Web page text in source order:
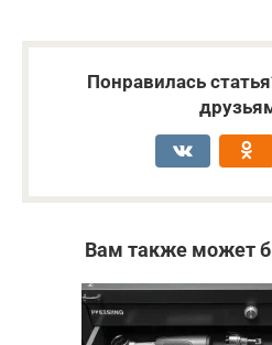
Понравилась
Вам также может